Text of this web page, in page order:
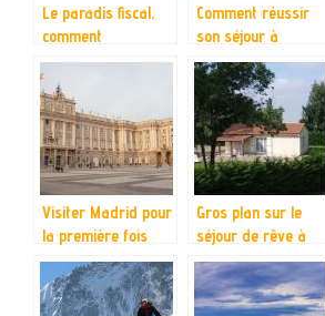
Le paradis fiscal,
comment
fonctionne-t-il ?
L’Estonie la nouvelle
destination
Comment réussir
son séjour à
Avignon ?
Visiter Madrid pour
la première fois
Gros plan sur le
séjour de rêve à
Vichy